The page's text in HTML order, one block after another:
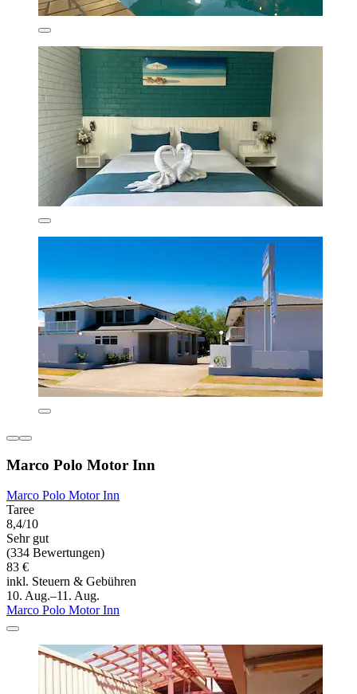
Marco Polo Motor Inn
Marco Polo Motor Inn
Taree
8,4/10
Sehr gut
(334 Bewertungen)
83 €
inkl. Steuern & Gebühren
10. Aug.–11. Aug.
Marco Polo Motor Inn